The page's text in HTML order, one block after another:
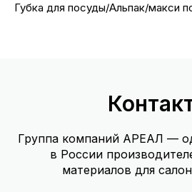
Губка для посуды/Альпак/макси
Группа компаний АРЕАЛ —
в России
материалов для